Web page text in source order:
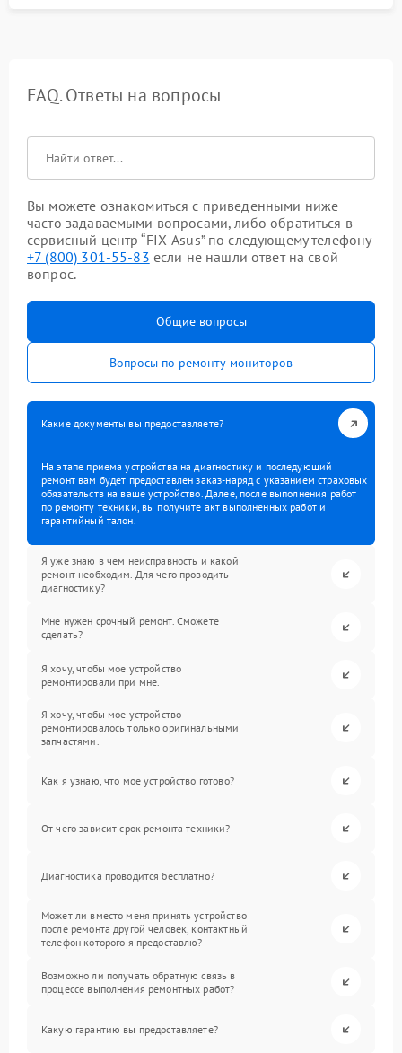
FAQ. Ответы на вопросы
Вы можете ознакомиться с приведенными ниже
часто задаваемыми вопросами, либо обратиться в
сервисный центр “FIX-Asus” по следующему телефону
+7 (800) 301-55-83 если не нашли ответ на свой
вопрос.
Общие вопросы
Вопросы по ремонту мониторов
Какие документы вы предоставляете?
На этапе приема устройства на диагностику и последующий
ремонт вам будет предоставлен заказ-наряд с указанием страховых
обязательств на ваше устройство. Далее, после выполнения работ
по ремонту техники, вы получите акт выполненных работ и
гарантийный талон.
Я уже знаю в чем неисправность и какой
ремонт необходим. Для чего проводить
диагностику?
Мне нужен срочный ремонт. Сможете
сделать?
Я хочу, чтобы мое устройство
ремонтировали при мне.
Я хочу, чтобы мое устройство
ремонтировалось только оригинальными
запчастями.
Как я узнаю, что мое устройство готово?
От чего зависит срок ремонта техники?
Диагностика проводится бесплатно?
Может ли вместо меня принять устройство
после ремонта другой человек, контактный
телефон которого я предоставлю?
Возможно ли получать обратную связь в
процессе выполнения ремонтных работ?
Какую гарантию вы предоставляете?